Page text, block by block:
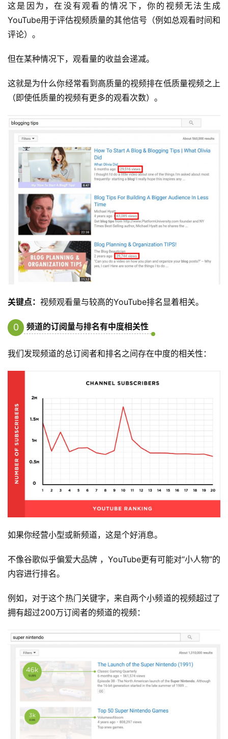
页
推
广
运
这是因为，在没有观看的情况下，你的视频无法生成
YouTube用于评估视频质量的其他信号（例如总观看时间和
评论）。
但在某种情况下，观看量的收益会递减。
这就是为什么你经常看到高质量的视频排在低质量视频之上
（即使低质量的视频有更多的观看次数）。
关键点： 视频观看量与较高的YouTube排名显着相关。
0
频道的订阅量与排名有中度相关性
我们发现频道的总订阅者和排名之间存在中度的相关性：
如果你经营小型或新频道，这是个好消息。
不像谷歌似乎偏爱大品牌 ，YouTube更有可能对“小人物”的
内容进行排名。
例如，对于这个热门关键字，来自两个小频道的视频超过了
拥有超过200万订阅者的频道的视频：